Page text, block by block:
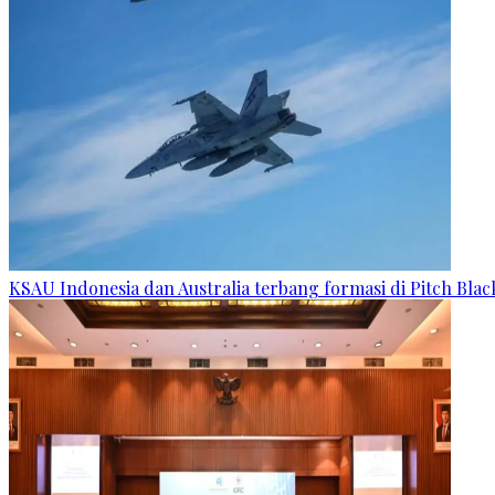
KSAU Indonesia dan Australia terbang formasi di Pitch